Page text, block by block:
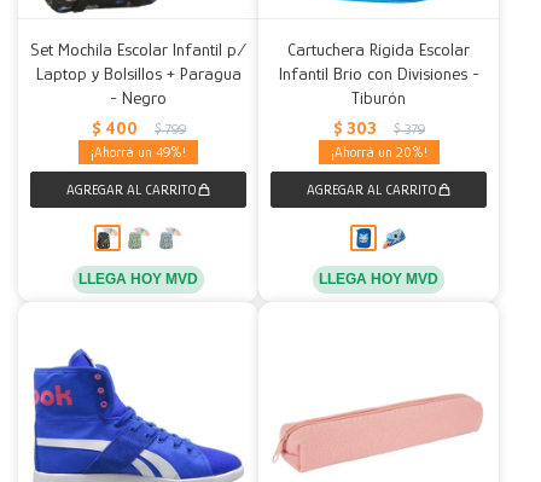
Set Mochila Escolar Infantil p/
Laptop y Bolsillos + Paragua
- Negro
$ 400 $ 799
49
LLEGA HOY MVD
Cartuchera Rígida Escolar
Infantil Brio con Divisiones -
Tiburón
$ 303 $ 379
20
LLEGA HOY MVD